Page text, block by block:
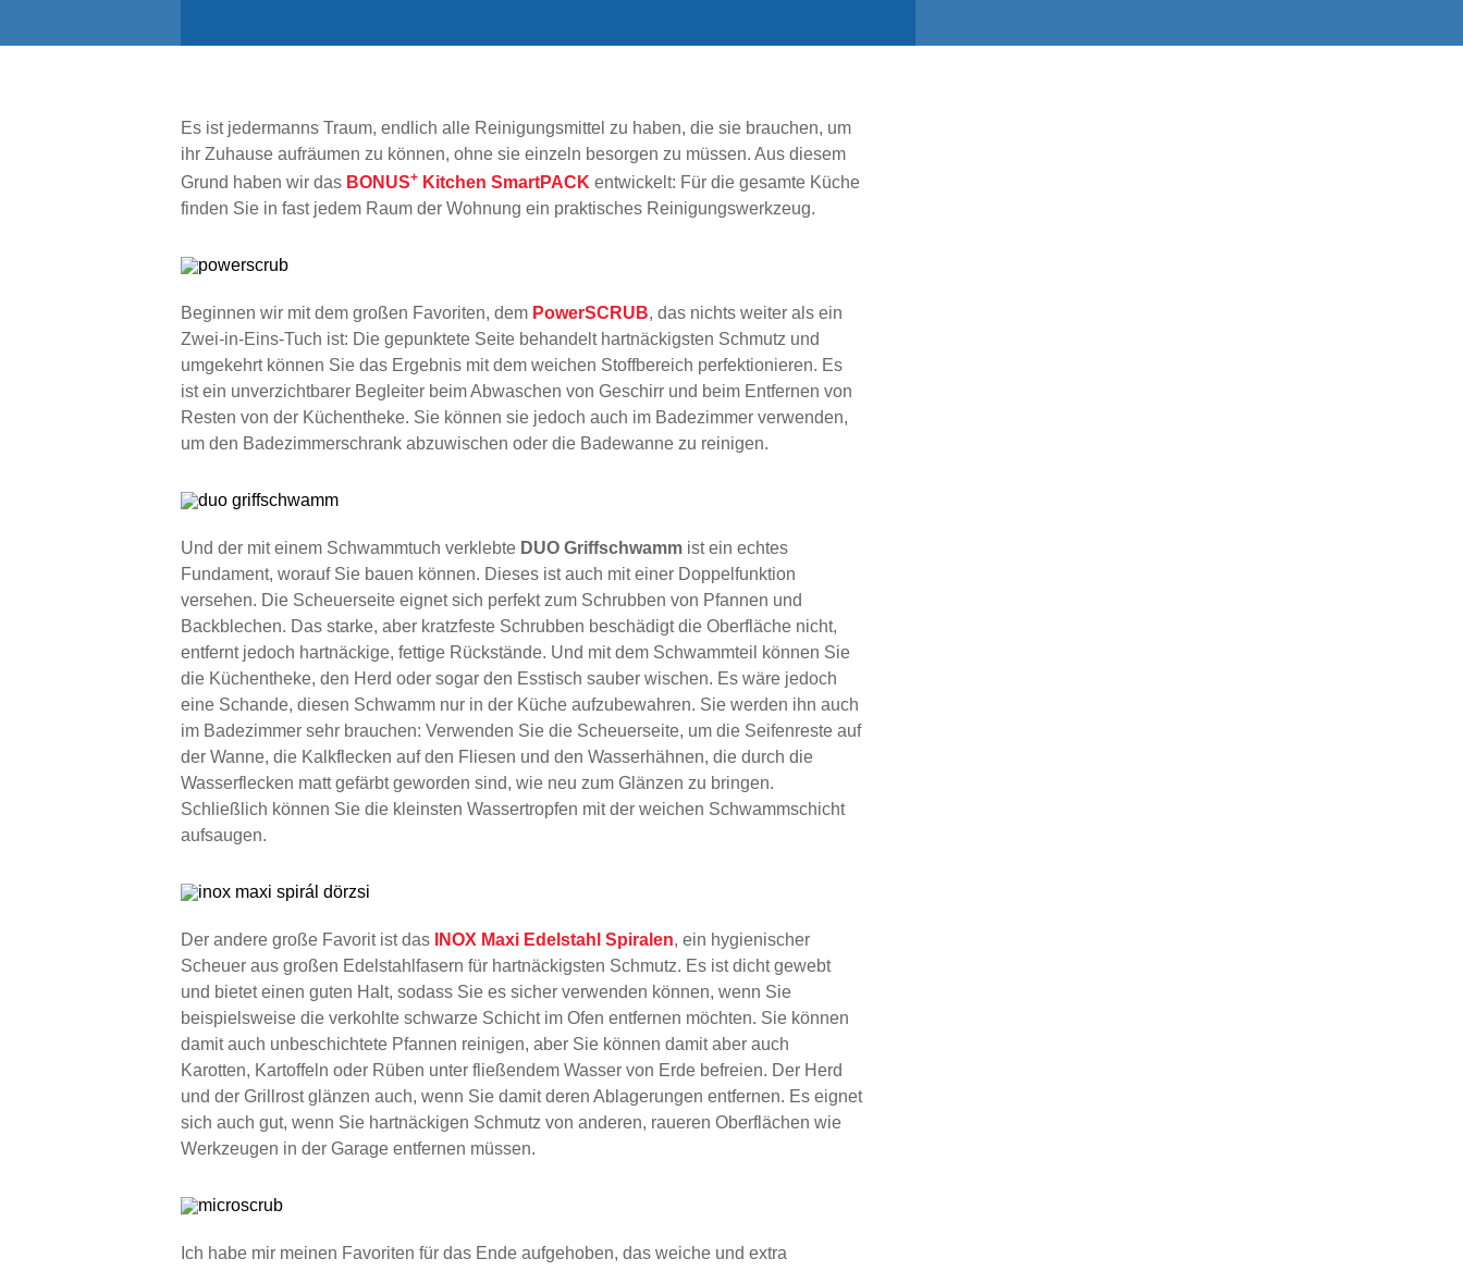
Es ist jedermanns Traum, endlich alle Reinigungsmittel zu haben, die sie brauchen, um
ihr Zuhause aufräumen zu können, ohne sie einzeln besorgen zu müssen. Aus diesem
Grund haben wir das BONUS+ Kitchen SmartPACK entwickelt: Für die gesamte Küche
finden Sie in fast jedem Raum der Wohnung ein praktisches Reinigungswerkzeug.
Beginnen wir mit dem großen Favoriten, dem PowerSCRUB, das nichts weiter als ein
Zwei-in-Eins-Tuch ist: Die gepunktete Seite behandelt hartnäckigsten Schmutz und
umgekehrt können Sie das Ergebnis mit dem weichen Stoffbereich perfektionieren. Es
ist ein unverzichtbarer Begleiter beim Abwaschen von Geschirr und beim Entfernen von
Resten von der Küchentheke. Sie können sie jedoch auch im Badezimmer verwenden,
um den Badezimmerschrank abzuwischen oder die Badewanne zu reinigen.
Und der mit einem Schwammtuch verklebte DUO Griffschwamm ist ein echtes
Fundament, worauf Sie bauen können. Dieses ist auch mit einer Doppelfunktion
versehen. Die Scheuerseite eignet sich perfekt zum Schrubben von Pfannen und
Backblechen. Das starke, aber kratzfeste Schrubben beschädigt die Oberfläche nicht,
entfernt jedoch hartnäckige, fettige Rückstände. Und mit dem Schwammteil können Sie
die Küchentheke, den Herd oder sogar den Esstisch sauber wischen. Es wäre jedoch
eine Schande, diesen Schwamm nur in der Küche aufzubewahren. Sie werden ihn auch
im Badezimmer sehr brauchen: Verwenden Sie die Scheuerseite, um die Seifenreste auf
der Wanne, die Kalkflecken auf den Fliesen und den Wasserhähnen, die durch die
Wasserflecken matt gefärbt geworden sind, wie neu zum Glänzen zu bringen.
Schließlich können Sie die kleinsten Wassertropfen mit der weichen Schwammschicht
aufsaugen.
Der andere große Favorit ist das INOX Maxi Edelstahl Spiralen, ein hygienischer
Scheuer aus großen Edelstahlfasern für hartnäckigsten Schmutz. Es ist dicht gewebt
und bietet einen guten Halt, sodass Sie es sicher verwenden können, wenn Sie
beispielsweise die verkohlte schwarze Schicht im Ofen entfernen möchten. Sie können
damit auch unbeschichtete Pfannen reinigen, aber Sie können damit aber auch
Karotten, Kartoffeln oder Rüben unter fließendem Wasser von Erde befreien. Der Herd
und der Grillrost glänzen auch, wenn Sie damit deren Ablagerungen entfernen. Es eignet
sich auch gut, wenn Sie hartnäckigen Schmutz von anderen, raueren Oberflächen wie
Werkzeugen in der Garage entfernen müssen.
Ich habe mir meinen Favoriten für das Ende aufgehoben, das weiche und extra